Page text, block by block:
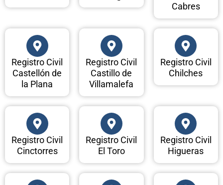
Cabres
Registro Civil
Castellón de
la Plana
Registro Civil
Castillo de
Villamalefa
Registro Civil
Chilches
Registro Civil
Cinctorres
Registro Civil
El Toro
Registro Civil
Higueras